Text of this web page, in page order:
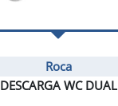
Roca
DESCARGA WC DUAL